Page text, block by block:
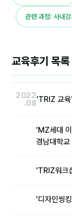
관련 과정: 사내
교육후기 목록
2022
.08'TRIZ 교
'MZ세대
경남대학교
'TRIZ워크
'디자인씽